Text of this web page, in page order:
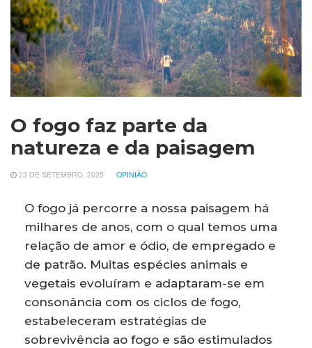
O fogo faz parte da
natureza e da paisagem
23 DE SETEMBRO, 2025 OPINIÃO
O fogo já percorre a nossa paisagem há
milhares de anos, com o qual temos uma
relação de amor e ódio, de empregado e
de patrão. Muitas espécies animais e
vegetais evoluíram e adaptaram-se em
consonância com os ciclos de fogo,
estabeleceram estratégias de
sobrevivência ao fogo e são estimulados